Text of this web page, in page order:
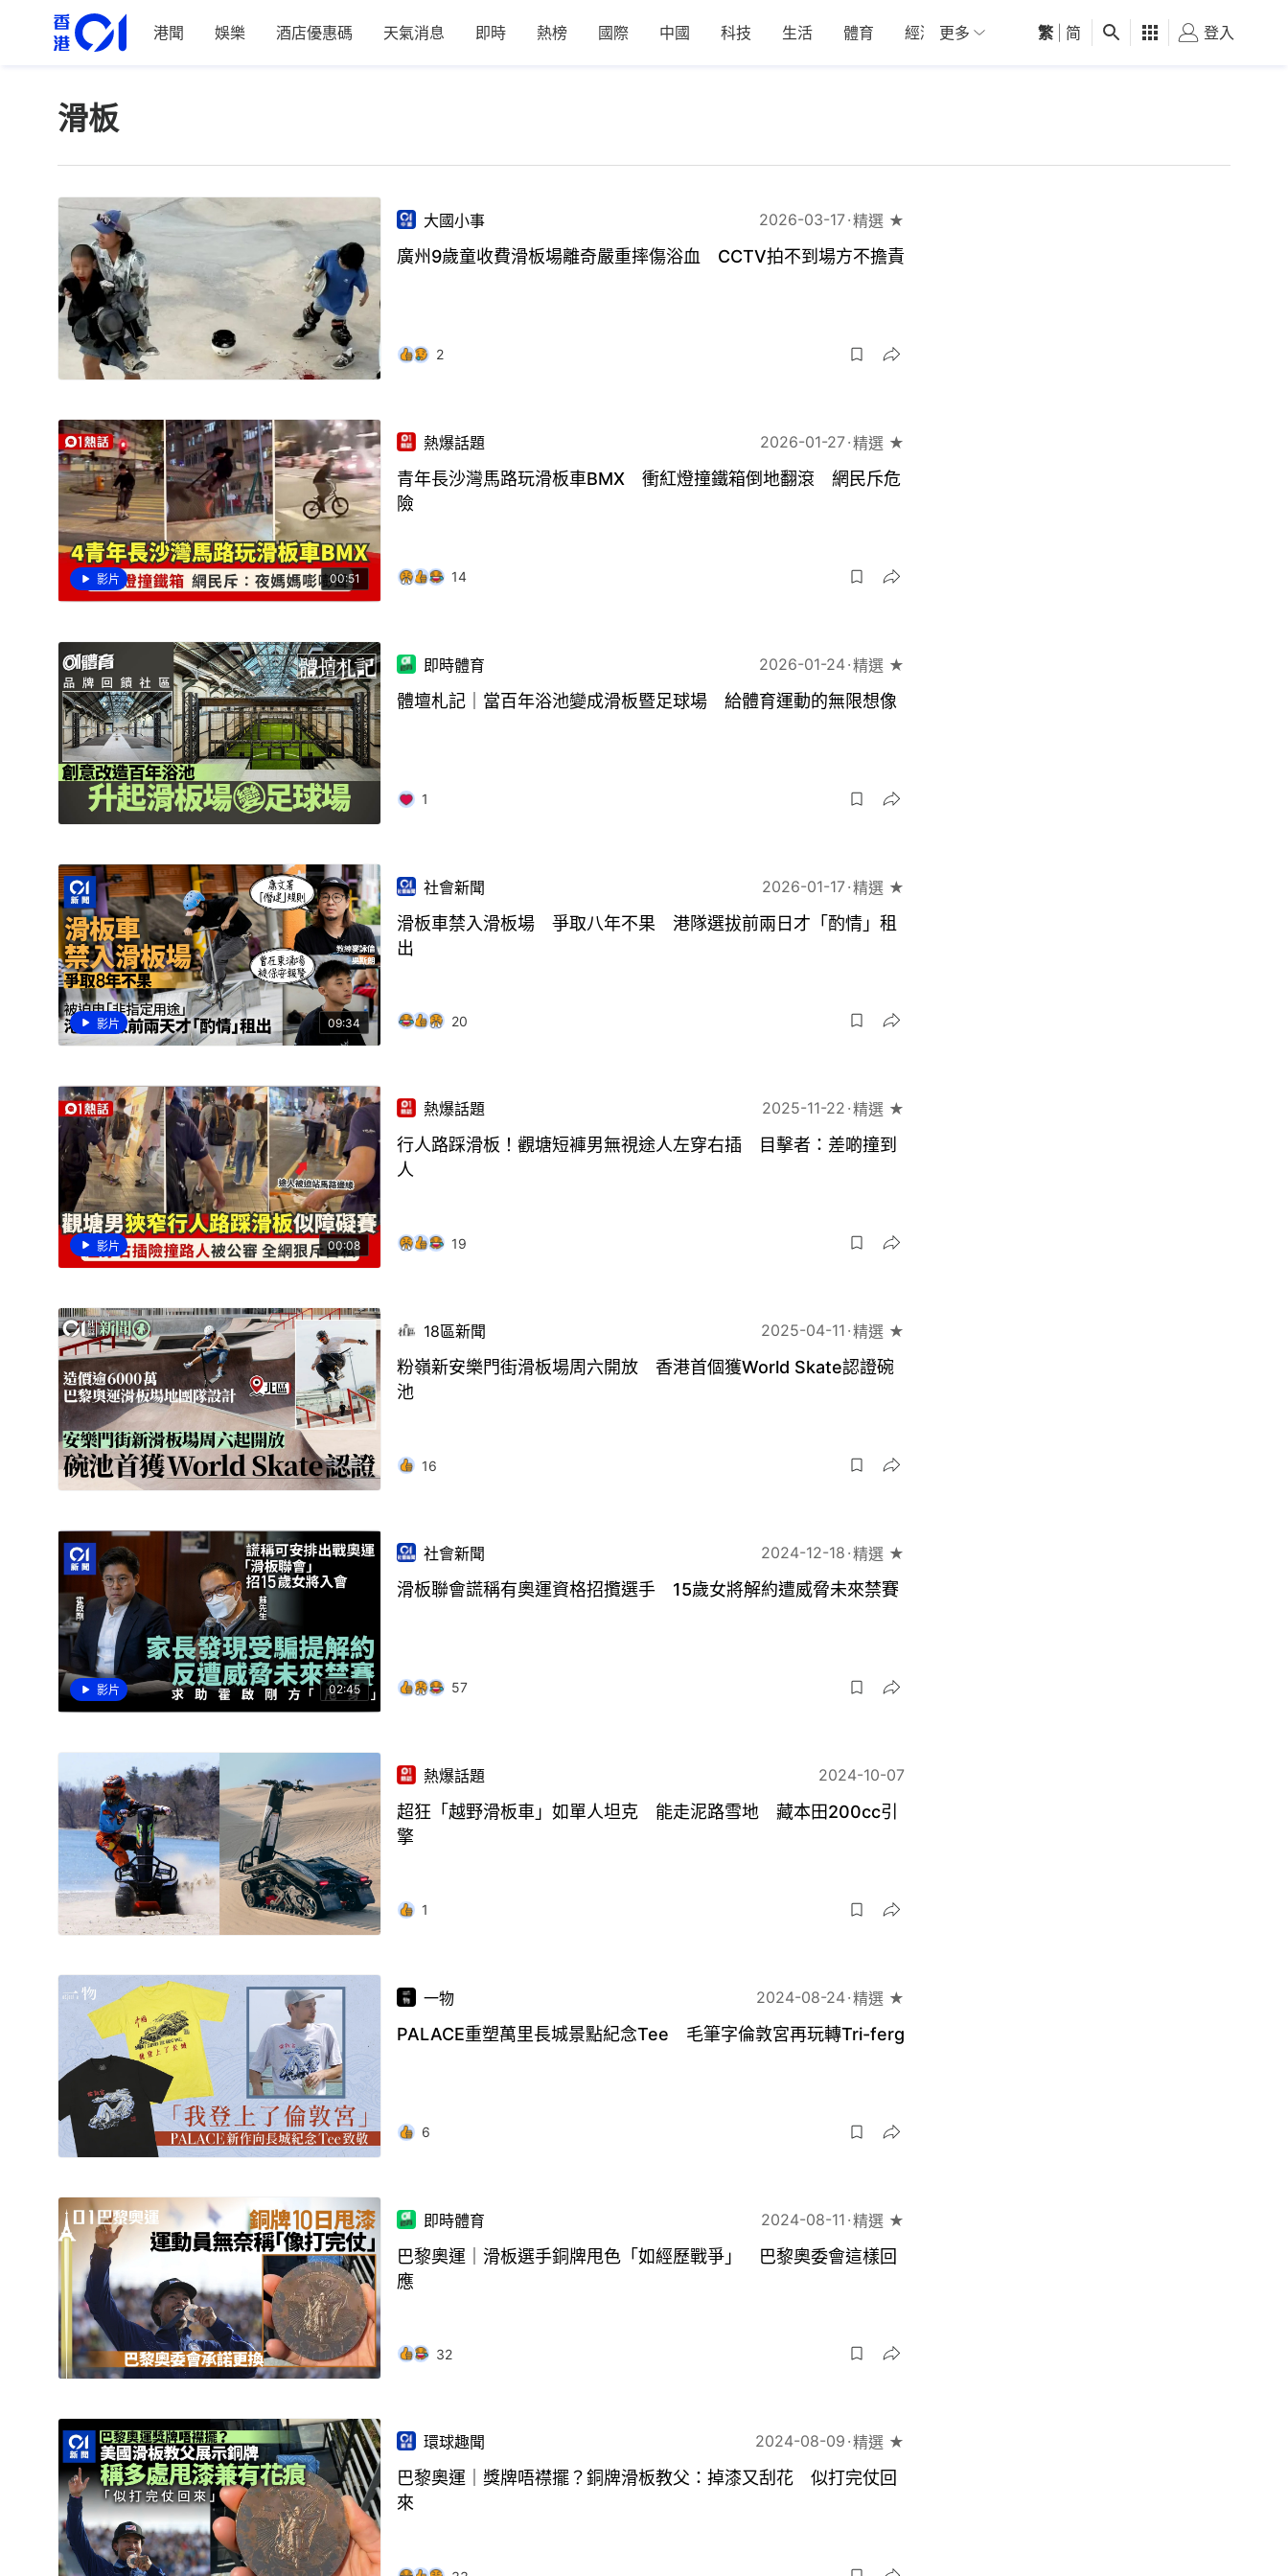
港聞 娛樂 酒店優惠碼 天氣消息 即時 熱榜 國際 中國 科技 生活 體育 經濟 01深圳 觀點 健康 好食玩飛
更多 繁 简 登入
滑板
大國小事 2026-03-17 精選 ★
廣州9歲童收費滑板場離奇嚴重摔傷浴血 CCTV拍不到場方不擔責
2
影片 00:51
熱爆話題 2026-01-27 精選 ★
青年長沙灣馬路玩滑板車BMX 衝紅燈撞鐵箱倒地翻滾 網民斥危
險
14
即時體育 2026-01-24 精選 ★
體壇札記｜當百年浴池變成滑板暨足球場 給體育運動的無限想像
1
影片 09:34
社會新聞 2026-01-17 精選 ★
滑板車禁入滑板場 爭取八年不果 港隊選拔前兩日才「酌情」租
出
20
影片 00:08
熱爆話題 2025-11-22 精選 ★
行人路踩滑板！觀塘短褲男無視途人左穿右插 目擊者：差啲撞到
人
19
18區新聞 2025-04-11 精選 ★
粉嶺新安樂門街滑板場周六開放 香港首個獲World Skate認證碗
池
16
影片 02:45
社會新聞 2024-12-18 精選 ★
滑板聯會謊稱有奧運資格招攬選手 15歲女將解約遭威脅未來禁賽
57
熱爆話題 2024-10-07
超狂「越野滑板車」如單人坦克 能走泥路雪地 藏本田200cc引
擎
1
一物 2024-08-24 精選 ★
PALACE重塑萬里長城景點紀念Tee 毛筆字倫敦宮再玩轉Tri-ferg
6
即時體育 2024-08-11 精選 ★
巴黎奧運｜滑板選手銅牌甩色「如經歷戰爭」 巴黎奧委會這樣回
應
32
環球趣聞 2024-08-09 精選 ★
巴黎奧運｜獎牌唔襟擺？銅牌滑板教父：掉漆又刮花 似打完仗回
來